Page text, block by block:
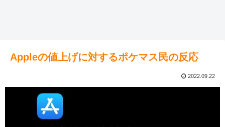
Appleの値上げに対するポケマス民の反応
2022.09.22